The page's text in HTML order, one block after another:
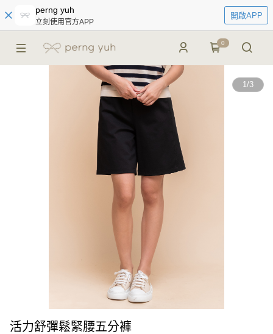
perng yuh
立刻使用官方APP
開啟APP
0
1/3
活力舒彈鬆緊腰五分褲